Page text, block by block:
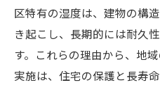
効果的な排水シ
施工後のメンテナ
雨季に備えるため
区特有の湿度は、建物の構
き起こし、長期的には耐久
す。これらの理由から、地
実施は、住宅の保護と長寿